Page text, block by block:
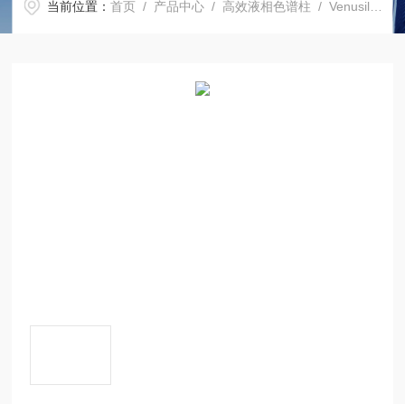
当前位置：首页 / 产品中心 / 高效液相色谱柱 /Venusil 系列色谱柱